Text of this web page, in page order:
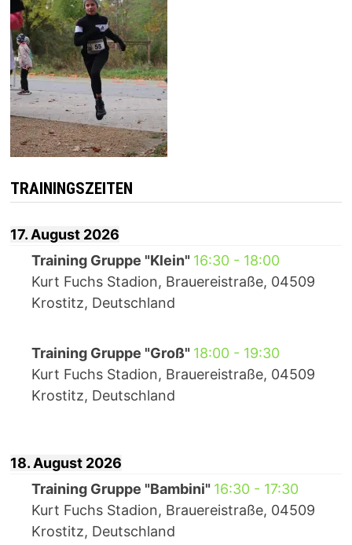
TRAININGSZEITEN
17. August 2026
Training Gruppe "Klein" 16:30- 18:00
Kurt Fuchs Stadion, Brauereistraße, 04509
Krostitz, Deutschland
Training Gruppe "Groß" 18:00- 19:30
Kurt Fuchs Stadion, Brauereistraße, 04509
Krostitz, Deutschland
18. August 2026
Training Gruppe "Bambini" 16:30- 17:30
Kurt Fuchs Stadion, Brauereistraße, 04509
Krostitz, Deutschland